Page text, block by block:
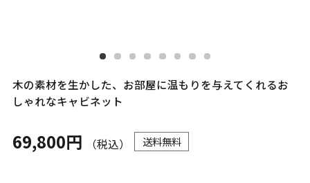
木の素材を生かした、お部屋に温もりを与えてくれるお
しゃれなキャビネット
69,800円 （税込） 送料無料